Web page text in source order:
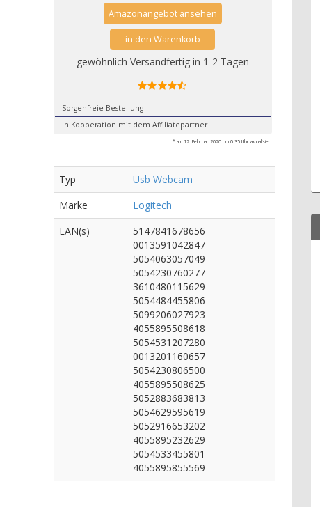
Amazonangebot ansehen
in den Warenkorb
gewöhnlich Versandfertig in 1-2 Tagen
Sorgenfreie Bestellung
In Kooperation mit dem Affiliatepartner
* am 12. Februar 2020 um 0:35 Uhr aktualisiert
Typ
Usb Webcam
Marke
Logitech
EAN(s)
5147841678656
0013591042847
5054063057049
5054230760277
3610480115629
5054484455806
5099206027923
4055895508618
5054531207280
0013201160657
5054230806500
4055895508625
5052883683813
5054629595619
5052916653202
4055895232629
5054533455801
4055895855569